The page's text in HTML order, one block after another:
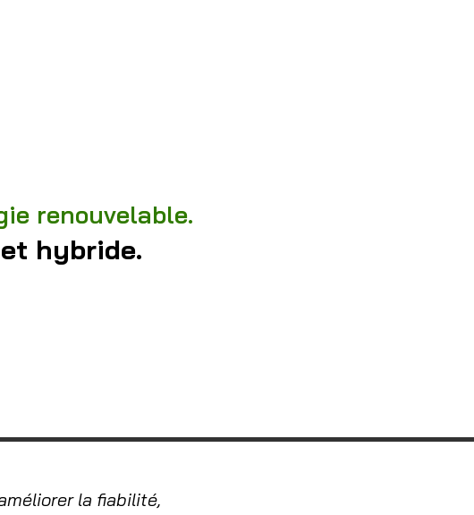
renouvelable.
hybride.
la fiabilité,